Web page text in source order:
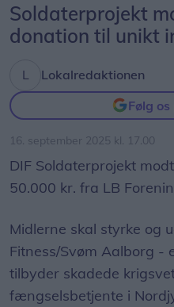
Soldaterprojekt
donation til unikt
Lokalredaktionen
Følg
16. september 2025 kl. 17.00
DIF Soldaterprojekt
50.000 kr. fra LB
Midlerne skal styrke og
Fitness/Svøm Aalborg -
tilbyder skadede
fængselsbetjente i